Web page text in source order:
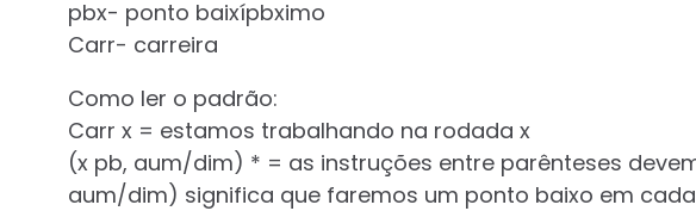
pbx- ponto baixípbximo
Carr- carreira
Como ler o padrão:
Carr x = estamos trabalhando na rodada x
(x pb, aum/dim) * = as instruções entre parênteses
aum/dim) significa que faremos um ponto baixo em